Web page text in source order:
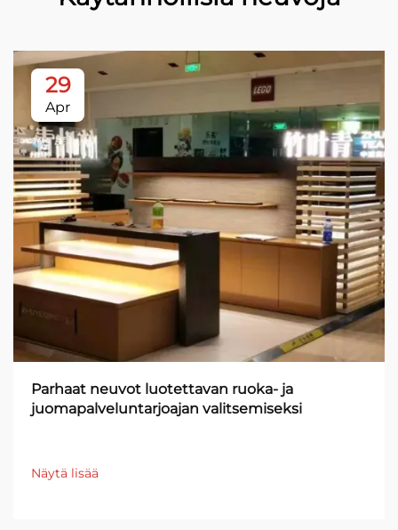
29
Apr
Parhaat neuvot luotettavan ruoka- ja
juomapalveluntarjoajan valitsemiseksi
Näytä lisää